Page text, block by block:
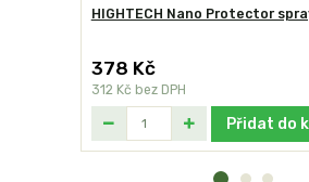
HIGHTECH Nano Protector
378 Kč
312 Kč bez DPH
Přidat do